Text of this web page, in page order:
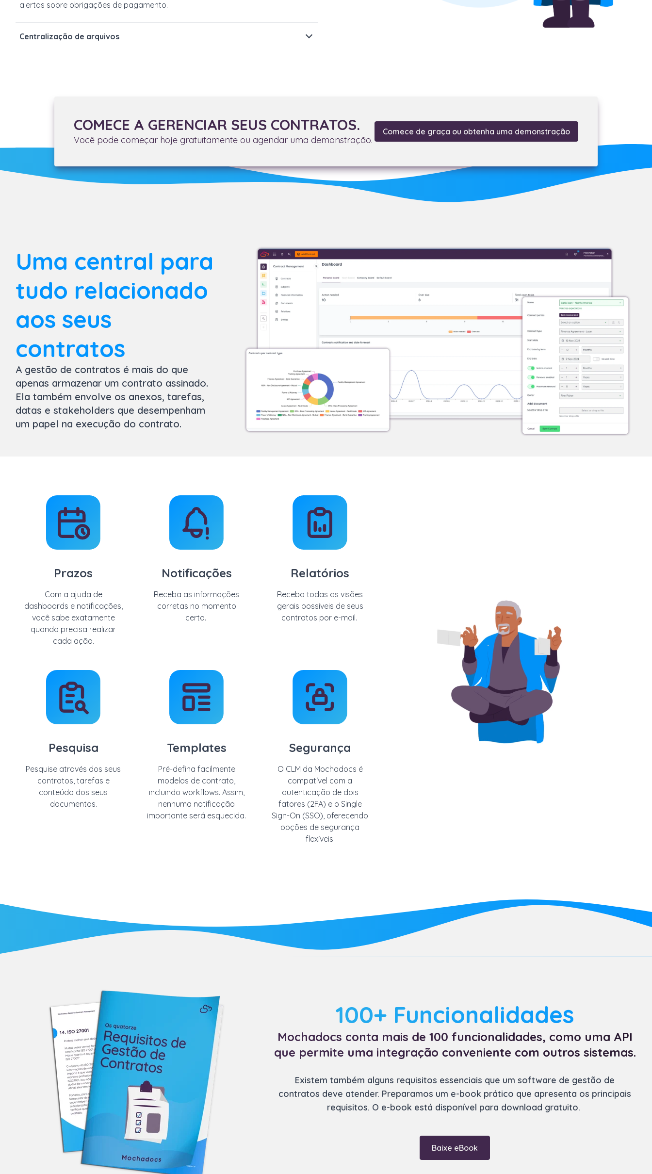
alertas sobre obrigações de pagamento.
Centralização de arquivos
COMECE A GERENCIAR SEUS CONTRATOS.
Você pode começar hoje gratuitamente ou agendar uma demonstração.
Comece de graça ou obtenha uma demonstração
Uma central para
tudo relacionado
aos seus
contratos
A gestão de contratos é mais do que
apenas armazenar um contrato assinado.
Ela também envolve os anexos, tarefas,
datas e stakeholders que desempenham
um papel na execução do contrato.
Prazos
Com a ajuda de
dashboards e notificações,
você sabe exatamente
quando precisa realizar
cada ação.
Notificações
Receba as informações
corretas no momento
certo.
Relatórios
Receba todas as visões
gerais possíveis de seus
contratos por e-mail.
Pesquisa
Pesquise através dos seus
contratos, tarefas e
conteúdo dos seus
documentos.
Templates
Pré-defina facilmente
modelos de contrato,
incluindo workflows. Assim,
nenhuma notificação
importante será esquecida.
Segurança
O CLM da Mochadocs é
compatível com a
autenticação de dois
fatores (2FA) e o Single
Sign-On (SSO), oferecendo
opções de segurança
flexíveis.
100+ Funcionalidades
Mochadocs conta mais de 100 funcionalidades, como uma API
que permite uma integração conveniente com outros sistemas.
Existem também alguns requisitos essenciais que um software de gestão de
contratos deve atender. Preparamos um e-book prático que apresenta os principais
requisitos. O e-book está disponível para download gratuito.
Baixe eBook